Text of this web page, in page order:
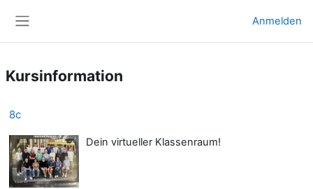
Anmelden
Kursinformation
8c
Dein virtueller Klassenraum!